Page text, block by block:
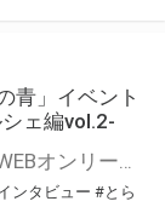
青」イベント
ェ編vol.2-
こんにちは、とらのあなWEBオンリー運営スタッフです。 新たにお届けする、イベント主催者インタビュー-マルシェ編-は、 とらのあなWEBオンリー「マルシェ」をご利用の主催様に 「マルシェ」を使ってイベントを開催した感想や心がけをお聞きする企画です。 今回は、WEBオンリー初開催「駄菓子と唐揚げ、きみの青」より、 主催のぎこ六屋様にお話を伺いました。 協力：ぎこ六屋様／イベント公式Twitter（@krkgwks） とらのあなWEBオンリー「マルシェ」とは？ WEBオンリーでリアルタイムでコミュニケーションがとれるオンライン会場です。
ンタビュー #とら